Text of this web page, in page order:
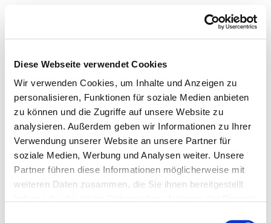
Diese Webseite verwendet Cookies
Wir verwenden Cookies, um Inhalte und Anzeigen zu
personalisieren, Funktionen für soziale Medien anbieten
zu können und die Zugriffe auf unsere Website zu
analysieren. Außerdem geben wir Informationen zu Ihrer
Verwendung unserer Website an unsere Partner für
soziale Medien, Werbung und Analysen weiter. Unsere
Partner führen diese Informationen möglicherweise mit
weiteren Daten zusammen, die Sie ihnen bereitgestellt